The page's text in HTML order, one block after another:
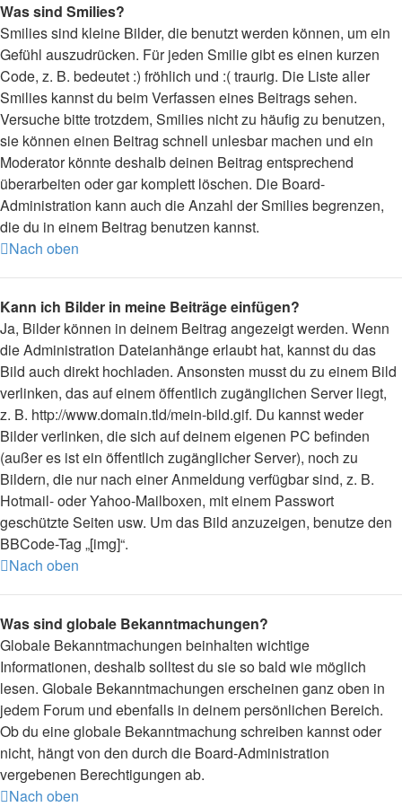
Was sind Smilies?
Smilies sind kleine Bilder, die benutzt werden können, um ein
Gefühl auszudrücken. Für jeden Smilie gibt es einen kurzen
Code, z. B. bedeutet :) fröhlich und :( traurig. Die Liste aller
Smilies kannst du beim Verfassen eines Beitrags sehen.
Versuche bitte trotzdem, Smilies nicht zu häufig zu benutzen,
sie können einen Beitrag schnell unlesbar machen und ein
Moderator könnte deshalb deinen Beitrag entsprechend
überarbeiten oder gar komplett löschen. Die Board-
Administration kann auch die Anzahl der Smilies begrenzen,
die du in einem Beitrag benutzen kannst.
Nach oben
Kann ich Bilder in meine Beiträge einfügen?
Ja, Bilder können in deinem Beitrag angezeigt werden. Wenn
die Administration Dateianhänge erlaubt hat, kannst du das
Bild auch direkt hochladen. Ansonsten musst du zu einem Bild
verlinken, das auf einem öffentlich zugänglichen Server liegt,
z. B. http://www.domain.tld/mein-bild.gif. Du kannst weder
Bilder verlinken, die sich auf deinem eigenen PC befinden
(außer es ist ein öffentlich zugänglicher Server), noch zu
Bildern, die nur nach einer Anmeldung verfügbar sind, z. B.
Hotmail- oder Yahoo-Mailboxen, mit einem Passwort
geschützte Seiten usw. Um das Bild anzuzeigen, benutze den
BBCode-Tag „[img]“.
Nach oben
Was sind globale Bekanntmachungen?
Globale Bekanntmachungen beinhalten wichtige
Informationen, deshalb solltest du sie so bald wie möglich
lesen. Globale Bekanntmachungen erscheinen ganz oben in
jedem Forum und ebenfalls in deinem persönlichen Bereich.
Ob du eine globale Bekanntmachung schreiben kannst oder
nicht, hängt von den durch die Board-Administration
vergebenen Berechtigungen ab.
Nach oben